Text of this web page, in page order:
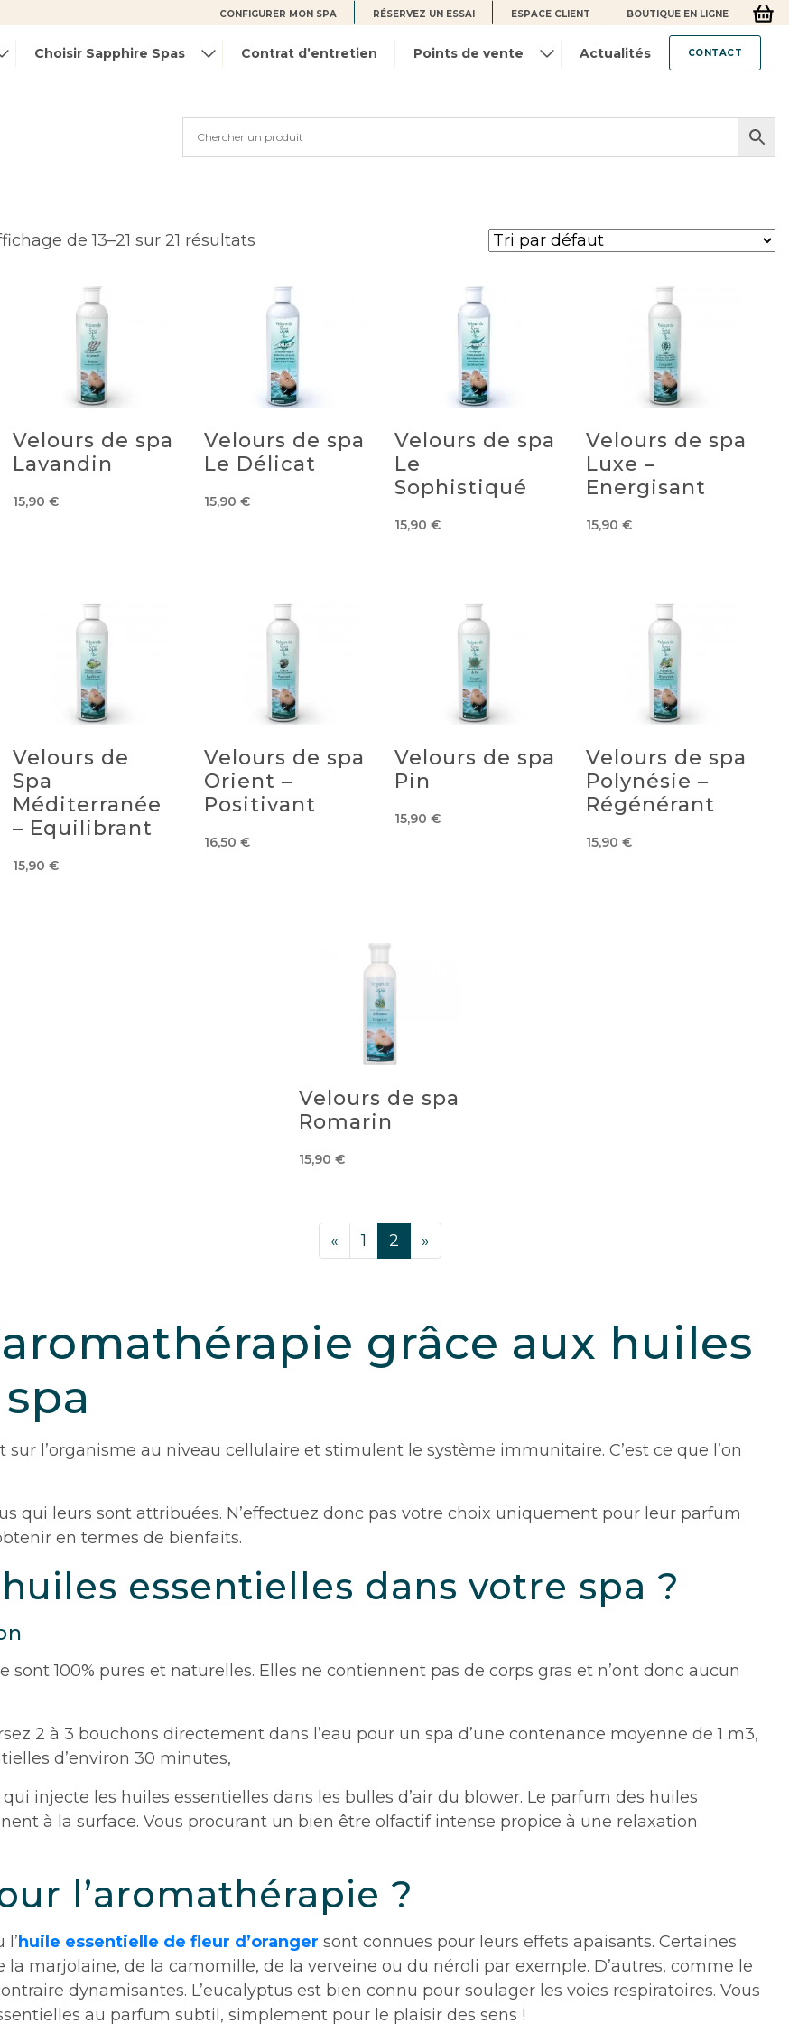
CONFIGURER MON SPA RÉSERVEZ UN ESSAI ESPACE CLIENT BOUTIQUE EN LIGNE
Choisir Sapphire Spas Contrat d’entretien Points de vente Actualités CONTACT
de 13–21 sur 21 résultats
Velours de spa
Lavandin
15,90 €
Velours de spa
Le Délicat
15,90 €
Velours de spa
Le
Sophistiqué
15,90 €
Velours de spa
Luxe –
Energisant
15,90 €
Velours de
Spa
Méditerranée
– Equilibrant
15,90 €
Velours de spa
Orient –
Positivant
16,50 €
Velours de spa
Pin
15,90 €
Velours de spa
Polynésie –
Régénérant
15,90 €
Velours de spa
Romarin
15,90€
« 1 2 »
grâce aux huiles
l’organisme au niveau cellulaire et stimulent le système immunitaire. C’est ce que l’on
qui leurs sont attribuées. N’effectuez donc pas votre choix uniquement pour leur parfum
en termes de bienfaits.
essentielles dans votre spa ?
sont 100% pures et naturelles. Elles ne contiennent pas de corps gras et n’ont donc aucun
2 à 3 bouchons directement dans l’eau pour un spa d’une contenance moyenne de 1 m3,
d’environ 30 minutes,
injecte les huiles essentielles dans les bulles d’air du blower. Le parfum des huiles
à la surface. Vous procurant un bien être olfactif intense propice à une relaxation
l’aromathérapie ?
l’huile essentielle de fleur d’oranger sont connues pour leurs effets apaisants. Certaines
la marjolaine, de la camomille, de la verveine ou du néroli par exemple. D’autres, comme le
dynamisantes. L’eucalyptus est bien connu pour soulager les voies respiratoires. Vous
au parfum subtil, simplement pour le plaisir des sens !